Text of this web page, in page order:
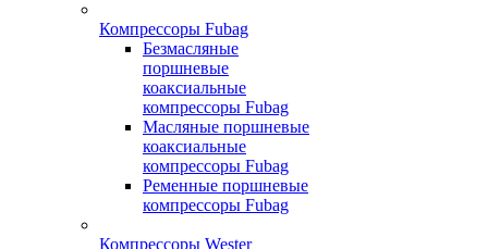
Компрессоры Fubag
Безмасляные
поршневые
коаксиальные
компрессоры Fubag
Масляные поршневые
коаксиальные
компрессоры Fubag
Ременные поршневые
компрессоры Fubag
Компрессоры Wester